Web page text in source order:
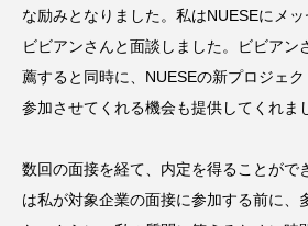
な励みとなりました。私はNUESEにメ
ビビアンさんと面談しました。ビビアン
薦すると同時に、NUESEの新プロジェ
参加させてくれる機会も提供してくれま
数回の面接を経て、内定を得ることがで
は私が対象企業の面接に参加する前に、